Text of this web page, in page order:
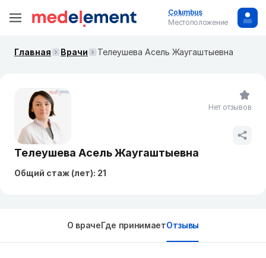
Columbus
Местоположение
Главная Врачи Телеушева Асель Жаугаштыевна
Телеушева Асель Жаугаштыевна
Общий стаж (лет): 21
Нет отзывов
О врачеГде принимаетОтзывы